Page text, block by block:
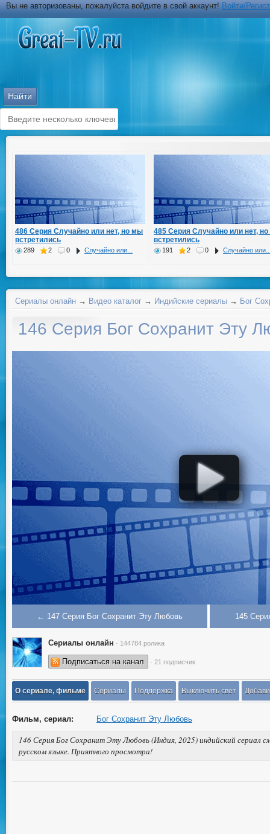
Вы не авторизованы, пожалуйста войдите в свой аккаунт!Войти/
486 Серия Случайно или нет, но мы
встретились
289 2 0 Случайно или...
485 Серия Случайно или нет,
встретились
191 2 0 Случайно
Сериалы онлайн → Видео каталог → Индийские сериалы → Бог
146 Серия Бог Сохранит Эту
← 147 Серия Бог Сохранит Эту Любовь 145
Сериалы онлайн · 144784 ролика
Подписаться на канал · 21 подписчик
О сериале, фильме Сериалы Поддержка Выключить свет
Фильм, сериал: Бог Сохранит Эту Любовь
146 Серия Бог Сохранит Эту Любовь (Индия, 2025) индийский сериал
русском языке. Приятного просмотра!